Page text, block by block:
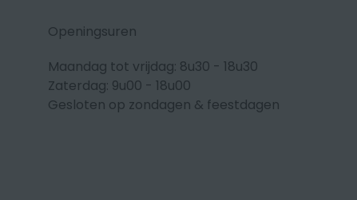
Openingsuren
Maandag tot vrijdag: 8u30 - 18u30
Zaterdag: 9u00 - 18u00
Gesloten op zondagen & feestdagen